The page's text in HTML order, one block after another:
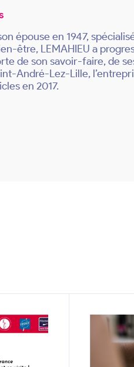
épouse en 1947,
être, LEMAHIEU a
de son savoir-faire, de
André-Lez-Lille,
en 2017.